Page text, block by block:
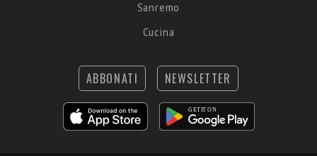
Sanremo
Cucina
ABBONATI NEWSLETTER